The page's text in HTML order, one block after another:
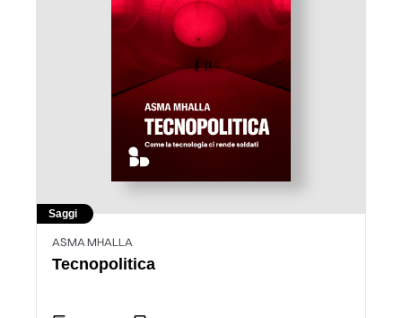
Saggi
ASMA MHALLA
Tecnopolitica